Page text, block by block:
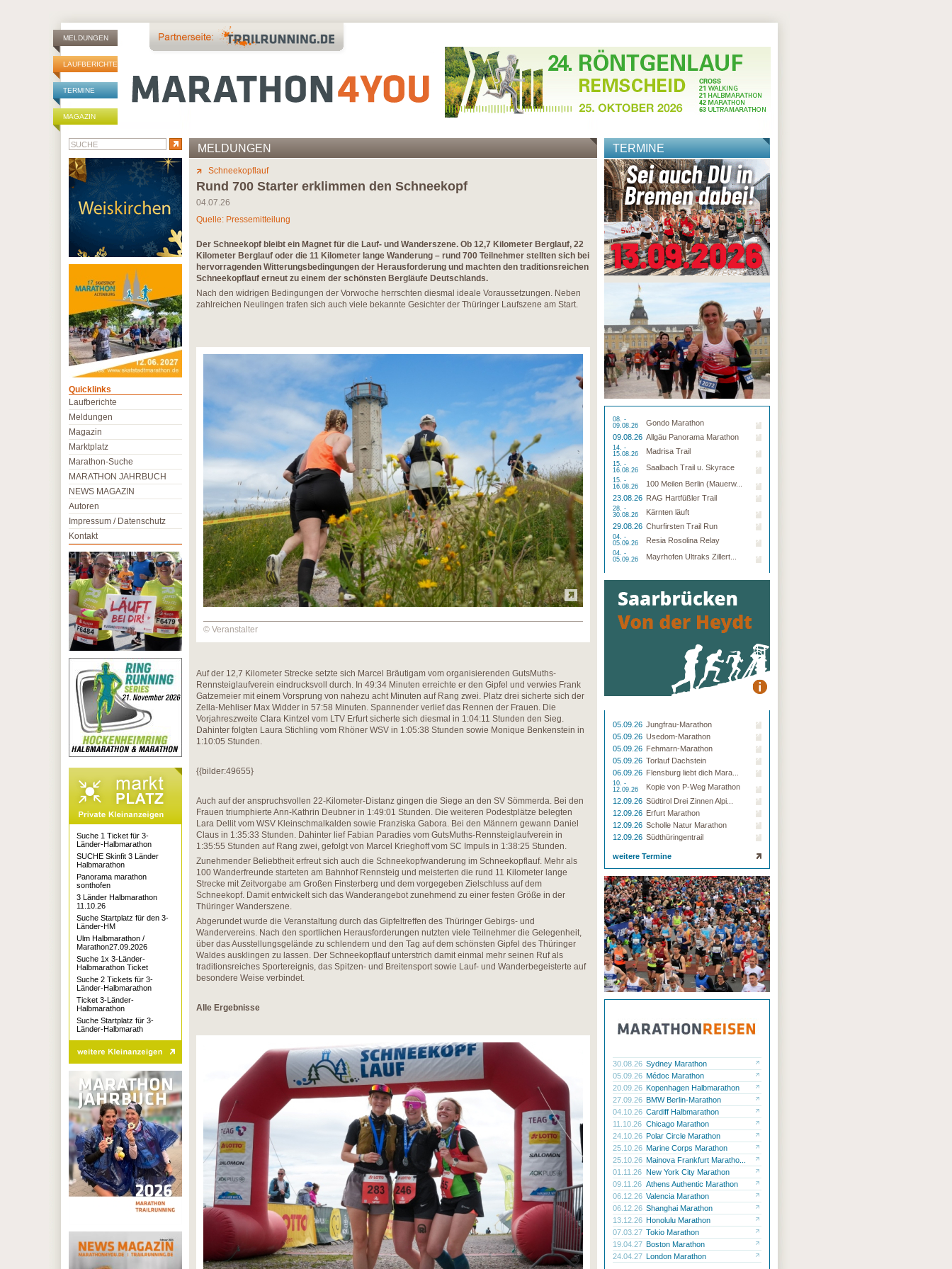
MELDUNGEN
LAUFBERICHTE
TERMINE
MAGAZIN
MELDUNGEN
Schneekopflauf
Rund 700 Starter erklimmen den Schneekopf
04.07.26
Quelle: Pressemitteilung
Der Schneekopf bleibt ein Magnet für die Lauf- und Wanderszene. Ob 12,7 Kilometer Berglauf, 22
Kilometer Berglauf oder die 11 Kilometer lange Wanderung – rund 700 Teilnehmer stellten sich bei
hervorragenden Witterungsbedingungen der Herausforderung und machten den traditionsreichen
Schneekopflauf erneut zu einem der schönsten Bergläufe Deutschlands.
Nach den widrigen Bedingungen der Vorwoche herrschten diesmal ideale Voraussetzungen. Neben
zahlreichen Neulingen trafen sich auch viele bekannte Gesichter der Thüringer Laufszene am Start.
© Veranstalter
Auf der 12,7 Kilometer Strecke setzte sich Marcel Bräutigam vom organisierenden GutsMuths-
Rennsteiglaufverein eindrucksvoll durch. In 49:34 Minuten erreichte er den Gipfel und verwies Frank
Gatzemeier mit einem Vorsprung von nahezu acht Minuten auf Rang zwei. Platz drei sicherte sich der
Zella-Mehliser Max Widder in 57:58 Minuten. Spannender verlief das Rennen der Frauen. Die
Vorjahreszweite Clara Kintzel vom LTV Erfurt sicherte sich diesmal in 1:04:11 Stunden den Sieg.
Dahinter folgten Laura Stichling vom Rhöner WSV in 1:05:38 Stunden sowie Monique Benkenstein in
1:10:05 Stunden.
{{bilder:49655}
Auch auf der anspruchsvollen 22-Kilometer-Distanz gingen die Siege an den SV Sömmerda. Bei den
Frauen triumphierte Ann-Kathrin Deubner in 1:49:01 Stunden. Die weiteren Podestplätze belegten
Lara Dellit vom WSV Kleinschmalkalden sowie Franziska Gabora. Bei den Männern gewann Daniel
Claus in 1:35:33 Stunden. Dahinter lief Fabian Paradies vom GutsMuths-Rennsteiglaufverein in
1:35:55 Stunden auf Rang zwei, gefolgt von Marcel Krieghoff vom SC Impuls in 1:38:25 Stunden.
Zunehmender Beliebtheit erfreut sich auch die Schneekopfwanderung im Schneekopflauf. Mehr als
100 Wanderfreunde starteten am Bahnhof Rennsteig und meisterten die rund 11 Kilometer lange
Strecke mit Zeitvorgabe am Großen Finsterberg und dem vorgegeben Zielschluss auf dem
Schneekopf. Damit entwickelt sich das Wanderangebot zunehmend zu einer festen Größe in der
Thüringer Wanderszene.
Abgerundet wurde die Veranstaltung durch das Gipfeltreffen des Thüringer Gebirgs- und
Wandervereins. Nach den sportlichen Herausforderungen nutzten viele Teilnehmer die Gelegenheit,
über das Ausstellungsgelände zu schlendern und den Tag auf dem schönsten Gipfel des Thüringer
Waldes ausklingen zu lassen. Der Schneekopflauf unterstrich damit einmal mehr seinen Ruf als
traditionsreiches Sportereignis, das Spitzen- und Breitensport sowie Lauf- und Wanderbegeisterte auf
besondere Weise verbindet.
Alle Ergebnisse
TERMINE
08. -
09.08.26
Gondo Marathon
09.08.26 Allgäu Panorama Marathon
14. -
15.08.26
Madrisa Trail
15. -
16.08.26
Saalbach Trail u. Skyrace
15. -
16.08.26
100 Meilen Berlin (Mauerw...
23.08.26 RAG Hartfüßler Trail
28. -
30.08.26
Kärnten läuft
29.08.26 Churfirsten Trail Run
04. -
05.09.26
Resia Rosolina Relay
04. -
05.09.26
Mayrhofen Ultraks Zillert...
05.09.26 Jungfrau-Marathon
05.09.26 Usedom-Marathon
05.09.26 Fehmarn-Marathon
05.09.26 Torlauf Dachstein
06.09.26 Flensburg liebt dich Mara...
10. -
12.09.26
Kopie von P-Weg Marathon
12.09.26 Südtirol Drei Zinnen Alpi...
12.09.26 Erfurt Marathon
12.09.26 Scholle Natur Marathon
12.09.26 Südthüringentrail
weitere Termine
30.08.26 Sydney Marathon
05.09.26 Médoc Marathon
20.09.26 Kopenhagen Halbmarathon
27.09.26 BMW Berlin-Marathon
04.10.26 Cardiff Halbmarathon
11.10.26 Chicago Marathon
24.10.26 Polar Circle Marathon
25.10.26 Marine Corps Marathon
25.10.26 Mainova Frankfurt Maratho...
01.11.26 New York City Marathon
09.11.26 Athens Authentic Marathon
06.12.26 Valencia Marathon
06.12.26 Shanghai Marathon
13.12.26 Honolulu Marathon
07.03.27 Tokio Marathon
19.04.27 Boston Marathon
24.04.27 London Marathon
Quicklinks
Laufberichte
Meldungen
Magazin
Marktplatz
Marathon-Suche
MARATHON JAHRBUCH
NEWS MAGAZIN
Autoren
Impressum / Datenschutz
Kontakt
Suche 1 Ticket für 3-
Länder-Halbmarathon
SUCHE Skinfit 3 Länder
Halbmarathon
Panorama marathon
sonthofen
3 Länder Halbmarathon
11.10.26
Suche Startplatz für den 3-
Länder-HM
Ulm Halbmarathon /
Marathon27.09.2026
Suche 1x 3-Länder-
Halbmarathon Ticket
Suche 2 Tickets für 3-
Länder-Halbmarathon
Ticket 3-Länder-
Halbmarathon
Suche Startplatz für 3-
Länder-Halbmarath